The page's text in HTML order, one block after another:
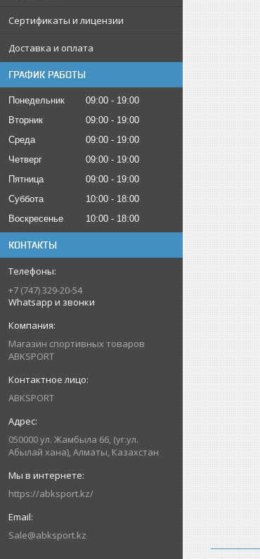
Сертификаты и лицензии
Доставка и оплата
ГРАФИК РАБОТЫ
Понедельник 09:00
19:00
Вторник
09:00
19:00
Среда
09:00
19:00
Четверг
09:00
19:00
Пятница
09:00
19:00
Суббота
10:00
18:00
Воскресенье
10:00 18:00
КОНТАКТЫ
+7 (747) 329-20-54
Whatsapp и звонки
Магазин спортивных товаров
ABKSPORT
ABKSPORT
050000 ул. Жамбыла 66, (уг.ул.
Абылай хана), Алматы, Казахстан
https://abksport.kz/
Sale@abksport.kz